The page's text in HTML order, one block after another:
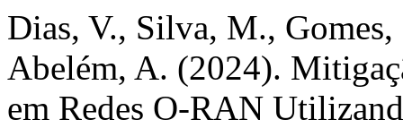
Dias, V., Silva, M.,
Abelém, A. (2024).
em Redes O-RAN